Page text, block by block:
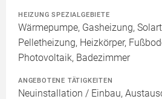
HEIZUNG SPEZIALGEBIETE
Wärmepumpe, Gasheizung,
Pelletheizung, Heizkörper,
Photovoltaik, Badezimmer
ANGEBOTENE TÄTIGKEITEN
Neuinstallation / Einbau,